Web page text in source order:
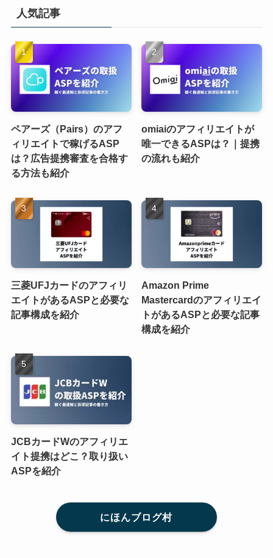
人気記事
ペアーズ（Pairs）のアフ
ィリエイトで稼げるASP
は？広告提携審査を合格す
る方法も紹介
omiaiのアフィリエイトが
唯一できるASPは？｜提携
の流れも紹介
三菱UFJカードのアフィリ
エイトがあるASPと必要な
記事構成を紹介
Amazon Prime
Mastercardのアフィリエイ
トがあるASPと必要な記事
構成を紹介
JCBカードWのアフィリエ
イト提携はどこ？取り扱い
ASPを紹介
にほんブログ村